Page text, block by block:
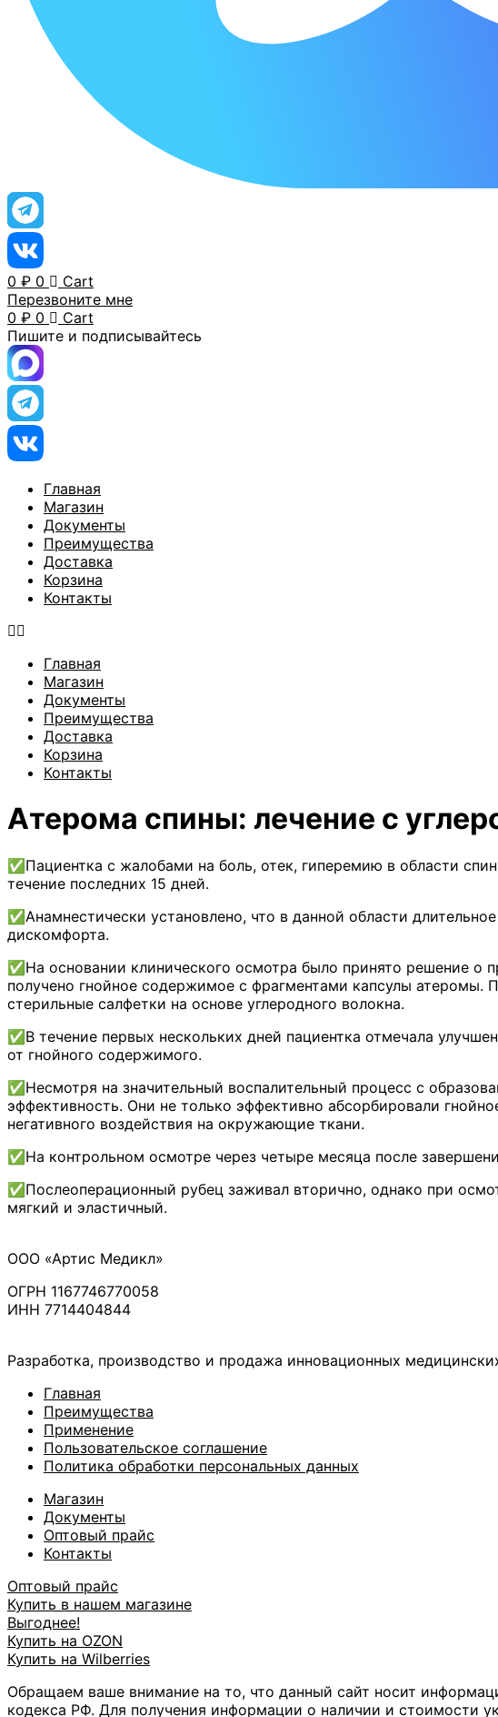
0 ₽ 0
Cart
Перезвоните мне
0 ₽ 0
Cart
Пишите и подписывайтесь
Главная
Магазин
Документы
Преимущества
Доставка
Корзина
Контакты
Главная
Магазин
Документы
Преимущества
Доставка
Корзина
Контакты
Атерома спины: лечение с
✅Пациентка с жалобами на боль, отек, гиперемию в области
течение последних 15 дней.
✅Анамнестически установлено, что в данной области
дискомфорта.
✅На основании клинического осмотра было принято решение о
получено гнойное содержимое с фрагментами капсулы атеромы.
стерильные салфетки на основе углеродного волокна.
✅В течение первых нескольких дней пациентка отмечала
от гнойного содержимого.
✅Несмотря на значительный воспалительный процесс с
эффективность. Они не только эффективно абсорбировали
негативного воздействия на окружающие ткани.
✅На контрольном осмотре через четыре месяца после
✅Послеоперационный рубец заживал вторично, однако при
мягкий и эластичный.
ООО «Артис Медикл»
ОГРН 1167746770058
ИНН 7714404844
Разработка, производство и продажа инновационных
Главная
Преимущества
Применение
Пользовательское соглашение
Политика обработки персональных данных
Магазин
Документы
Оптовый прайс
Контакты
Оптовый прайс
Купить в нашем магазине
Выгоднее!
Купить на OZON
Купить на Wilberries
Обращаем ваше внимание на то, что данный сайт носит
кодекса РФ. Для получения информации о наличии и стоимости